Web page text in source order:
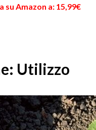
su Amazon a: 15,99€
Utilizzo